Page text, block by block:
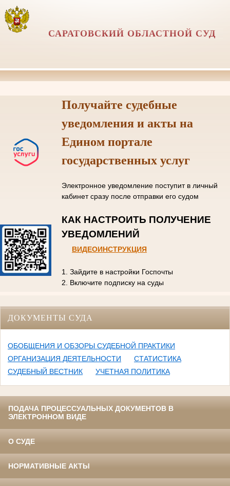
САРАТОВСКИЙ ОБЛАСТНОЙ СУД
Получайте судебные
уведомления и акты на
Едином портале
государственных услуг
Электронное уведомление поступит в личный
кабинет сразу после отправки его судом
КАК НАСТРОИТЬ ПОЛУЧЕНИЕ
УВЕДОМЛЕНИЙ
ВИДЕОИНСТРУКЦИЯ
1. Зайдите в настройки Госпочты
2. Включите подписку на суды
ДОКУМЕНТЫ СУДА
ОБОБЩЕНИЯ И ОБЗОРЫ СУДЕБНОЙ ПРАКТИКИ
ОРГАНИЗАЦИЯ ДЕЯТЕЛЬНОСТИ
СТАТИСТИКА
СУДЕБНЫЙ ВЕСТНИК
УЧЕТНАЯ ПОЛИТИКА
ПОДАЧА ПРОЦЕССУАЛЬНЫХ ДОКУМЕНТОВ В
ЭЛЕКТРОННОМ ВИДЕ
О СУДЕ
НОРМАТИВНЫЕ АКТЫ